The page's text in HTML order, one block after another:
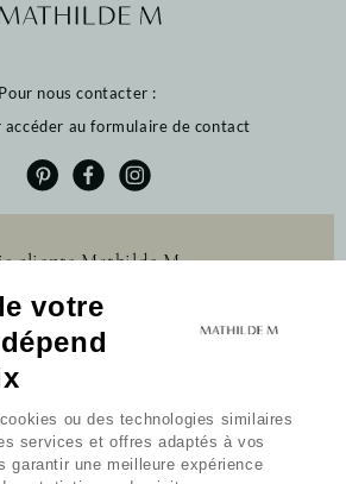
votre
ou des technologies similaires
services et offres adaptés à vos
garantir une meilleure expérience
Pour nous contacter :
accéder au formulaire de contact
clients Mathilde M.
384 avis
première commande